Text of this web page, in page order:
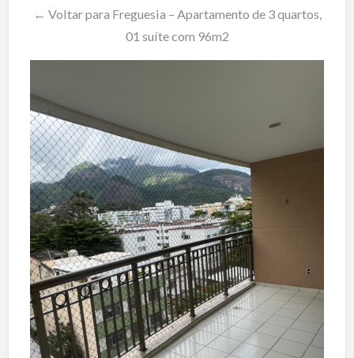
← Voltar para Freguesia – Apartamento de 3 quartos,
01 suíte com 96m2